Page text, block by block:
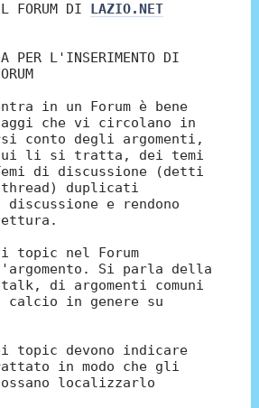
FORUM DI LAZIO.NET
PER L'INSERIMENTO DI
in un Forum è bene
che vi circolano in
conto degli argomenti,
cui li si tratta, dei temi
di discussione (detti
duplicati
discussione e rendono
topic nel Forum
Si parla della
di argomenti comuni
calcio in genere su
devono indicare
in modo che gli
localizzarlo